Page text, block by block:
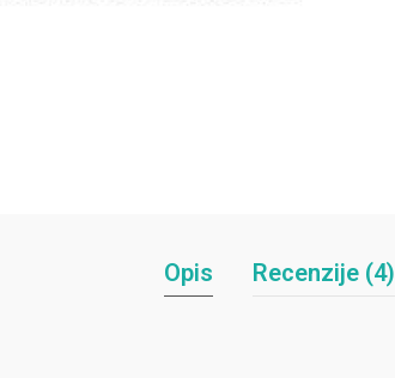
Opis Recenzije (4)